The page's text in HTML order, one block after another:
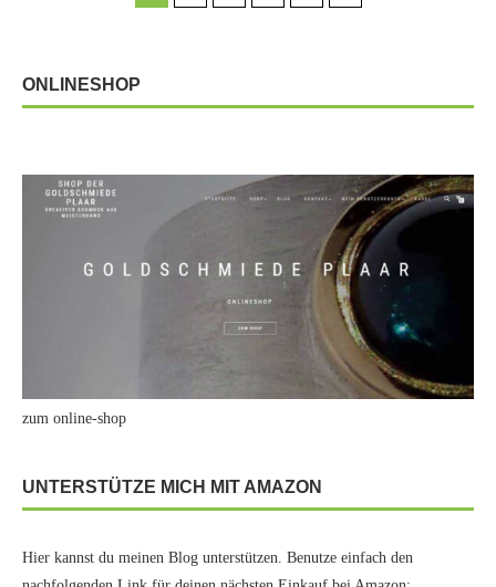
ONLINESHOP
zum online-shop
UNTERSTÜTZE MICH MIT AMAZON
Hier kannst du meinen Blog unterstützen. Benutze einfach den